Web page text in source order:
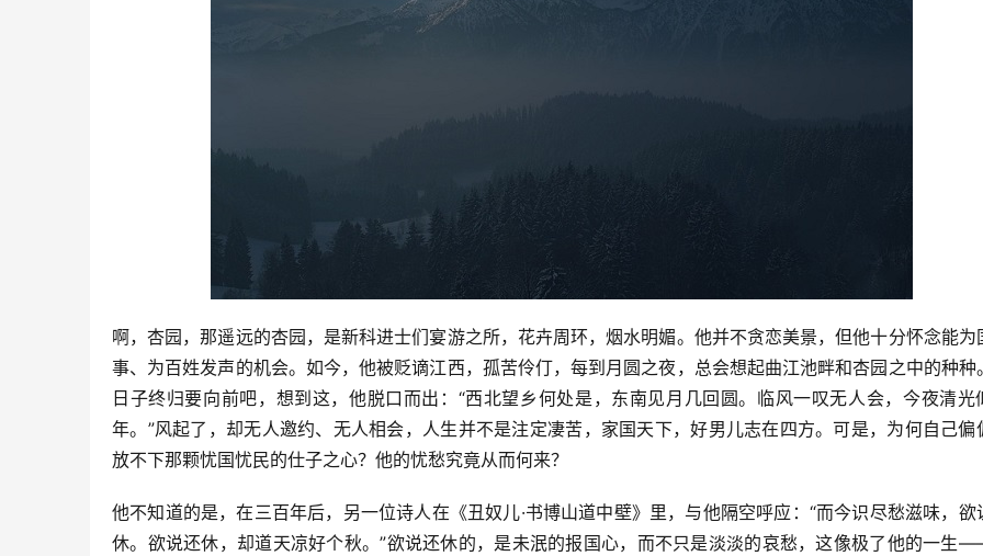
啊，杏园，那遥远的杏园，是新科进士们宴游之所，花卉周环，烟水明媚。他并不贪恋美景，但他十分怀念能为
事、为百姓发声的机会。如今，他被贬谪江西，孤苦伶仃，每到月圆之夜，总会想起曲江池畔和杏园之中的种种
日子终归要向前吧，想到这，他脱口而出：“西北望乡何处是，东南见月几回圆。临风一叹无人会，今夜清光
年。”风起了，却无人邀约、无人相会，人生并不是注定凄苦，家国天下，好男儿志在四方。可是，为何自己偏
放不下那颗忧国忧民的仕子之心？他的忧愁究竟从而何来？
他不知道的是，在三百年后，另一位诗人在《丑奴儿·书博山道中壁》里，与他隔空呼应：“而今识尽愁滋味，欲
休。欲说还休，却道天凉好个秋。”欲说还休的，是未泯的报国心，而不只是淡淡的哀愁，这像极了他的一生